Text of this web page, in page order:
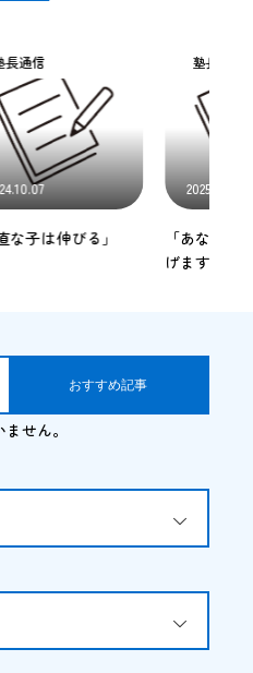
「あなたに10億円差し上
2025.01.10
おすすめ記事
せん。